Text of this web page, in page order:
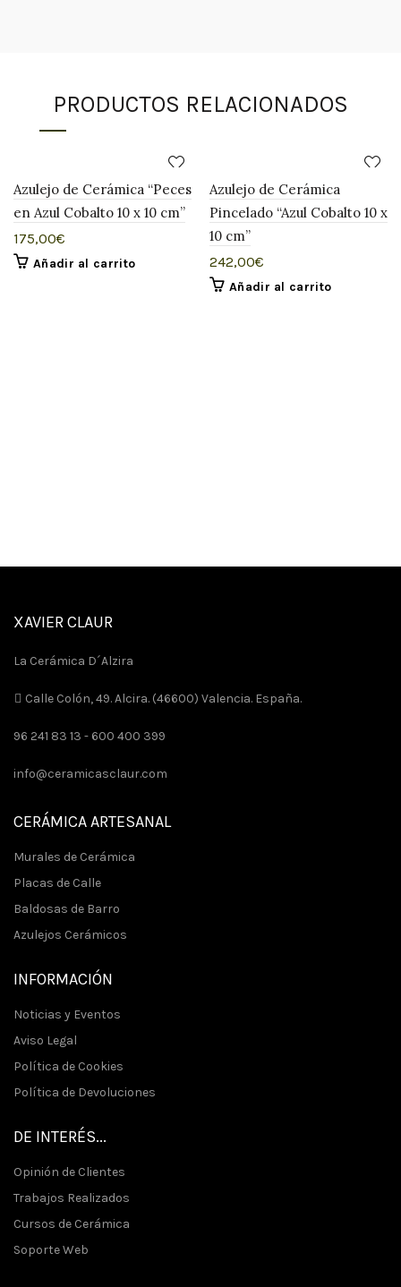
PRODUCTOS RELACIONADOS
Azulejo de Cerámica “Peces
en Azul Cobalto 10 x 10 cm”
175,00€
Añadir al carrito
Azulejo de Cerámica
Pincelado “Azul Cobalto 10 x
10 cm”
242,00€
Añadir al carrito
XAVIER CLAUR
La Cerámica D´Alzira
Calle Colón, 49. Alcira. (46600) Valencia. España.
96 241 83 13 - 600 400 399
info@ceramicasclaur.com
CERÁMICA ARTESANAL
Murales de Cerámica
Placas de Calle
Baldosas de Barro
Azulejos Cerámicos
INFORMACIÓN
Noticias y Eventos
Aviso Legal
Política de Cookies
Política de Devoluciones
DE INTERÉS...
Opinión de Clientes
Trabajos Realizados
Cursos de Cerámica
Soporte Web